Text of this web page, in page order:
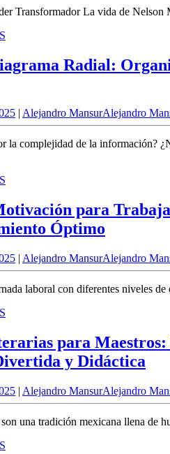
Transformador La vida de Nelson
Radial:
| Alejandro MansurAlejandro
la complejidad de la información?
para
Óptimo
| Alejandro MansurAlejandro
laboral con diferentes niveles
para
y Didáctica
| Alejandro MansurAlejandro
una tradición mexicana llena de